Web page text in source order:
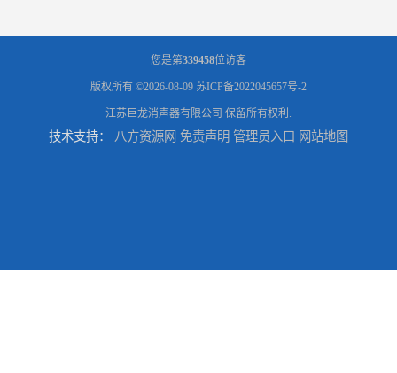
您是第339458位访客
版权所有 ©2026-08-09 苏ICP备2022045657号-2
江苏巨龙消声器有限公司 保留所有权利.
技术支持： 八方资源网 免责声明 管理员入口 网站地图